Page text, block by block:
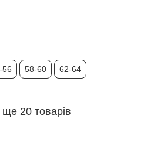
56 58-60 62-64
20 товарів